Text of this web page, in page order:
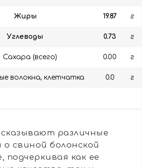
Жиры 19.87 г
Углеводы 0.73 г
(всего) 0.00 г
волокна, клетчатка 0.0 г
различные
о свиной болонской
подчеркивая как ее